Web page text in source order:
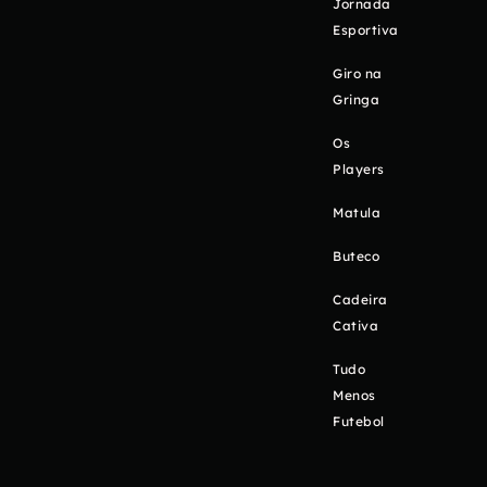
Jornada
Esportiva
Giro na
Gringa
Os
Players
Matula
Buteco
Cadeira
Cativa
Tudo
Menos
Futebol